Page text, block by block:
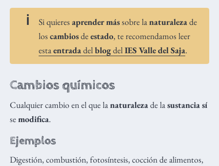
Si quieres aprender mássobre lanaturalezade
los cambiosdeestado, te recomendamos leer
estaentradadelblogdelIES Valle del Saja.
Cambios químicos
Cualquier cambio en el que lanaturalezade lasustancia sí
semodifica.
Ejemplos
Digestión, combustión, fotosíntesis, cocción de alimentos,